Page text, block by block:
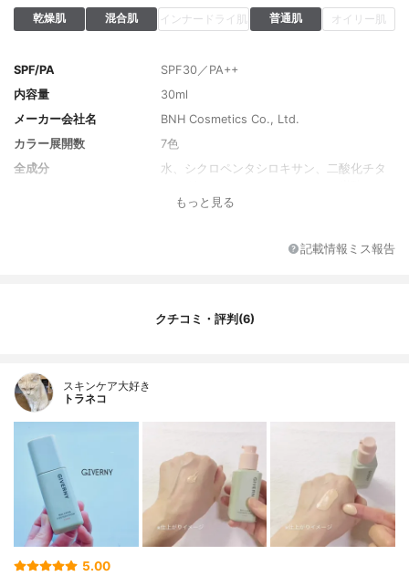
乾燥肌 混合肌 インナードライ肌 普通肌 オイリー肌
SPF/PA
SPF30／PA++
内容量
30ml
メーカー会社名
BNH Cosmetics Co., Ltd.
カラー展開数
7色
全成分
水、シクロペンタシロキサン、二酸化チタ
プリリル、ブチレングリコール、エタノー
ラウリルPEG-10トリス(トリメチルシロキ
リチル、ジステアルジモニウムヘクトライ
ロスポリマー、ジメチコン、イソステアリ
ン酸ポリグリセリル-4、トリエトキシカプ
リリルシラン、カプリリルグリコール、ポ
リリシノレイン酸ポリグリセリル-6、(アク
リレーツ／アクリル酸ステアリル／メタク
リル酸ジメチコン)コポリマー、水酸化Al、
カプリル酸グリセリル、エチルヘキシルグ
もっと見る
記載情報ミス報告
クチコミ・評判(6)
スキンケア大好き
トラネコ
5.00